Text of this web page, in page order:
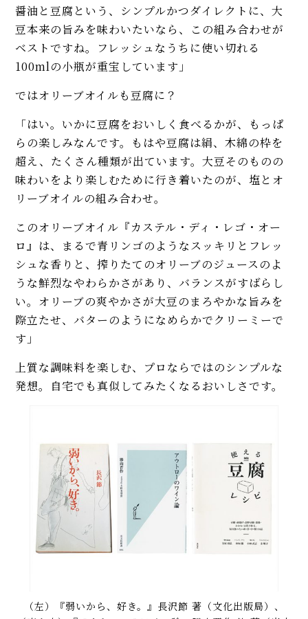
醤油と豆腐という、シンプルかつダイレクトに、大
豆本来の旨みを味わいたいなら、この組み合わせが
ベストですね。フレッシュなうちに使い切れる
100mlの小瓶が重宝しています」
ではオリーブオイルも豆腐に？
「はい。いかに豆腐をおいしく食べるかが、もっぱ
らの楽しみなんです。もはや豆腐は絹、木綿の枠を
超え、たくさん種類が出ています。大豆そのものの
味わいをより楽しむために行き着いたのが、塩とオ
リーブオイルの組み合わせ。
このオリーブオイル『カステル・ディ・レゴ・オー
ロ』は、まるで青リンゴのようなスッキリとフレッ
シュな香りと、搾りたてのオリーブのジュースのよ
うな鮮烈なやわらかさがあり、バランスがすばらし
い。オリーブの爽やかさが大豆のまろやかな旨みを
際立たせ、バターのようになめらかでクリーミーで
す」
上質な調味料を楽しむ、プロならではのシンプルな
発想。自宅でも真似してみたくなるおいしさです。
（左）『弱いから、好き。』長沢節 著（文化出版局）、